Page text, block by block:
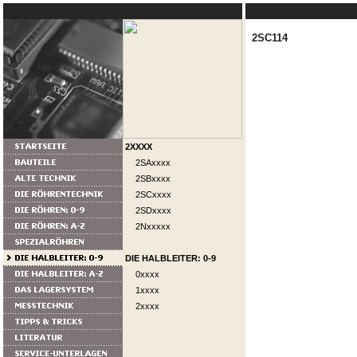
2XXXX
2SAxxxx
2SBxxxx
2SCxxxx
2SDxxxx
2Nxxxxx
DIE HALBLEITER: 0-9
0xxxx
1xxxx
2xxxx
2SC114